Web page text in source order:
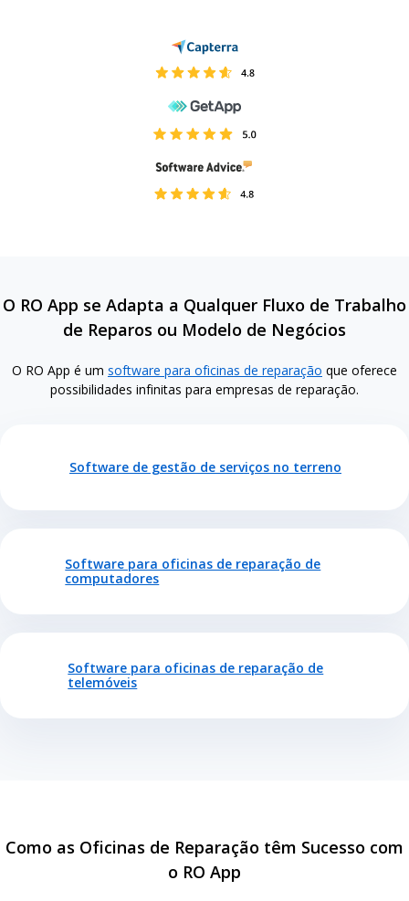
O RO App se Adapta a Qualquer Fluxo de Trabalho
de Reparos ou Modelo de Negócios
O RO App é um software para oficinas de reparação que oferece
possibilidades infinitas para empresas de reparação.
Software de gestão de serviços no terreno
Software para oficinas de reparação de
computadores
Software para oficinas de reparação de
telemóveis
Como as Oficinas de Reparação têm Sucesso com
o RO App